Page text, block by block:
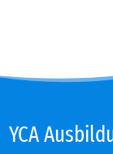
YCA